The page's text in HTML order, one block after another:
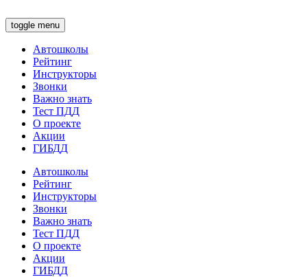
toggle menu
Автошколы
Рейтинг
Инструкторы
Звонки
Важно знать
Тест ПДД
О проекте
Акции
ГИБДД
Автошколы
Рейтинг
Инструкторы
Звонки
Важно знать
Тест ПДД
О проекте
Акции
ГИБДД